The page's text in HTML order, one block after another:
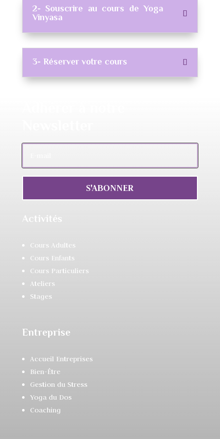
2- Souscrire au cours de Yoga
Vinyasa
3- Réserver votre cours
S'ABONNER
Activités
Cours Adultes
Cours Enfants
Cours Particuliers
Ateliers
Stages
Entreprise
Accueil Entreprises
Bien-Être
Gestion du Stress
Yoga du Dos
Coaching